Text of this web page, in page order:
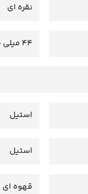
نقره ای
44 میلی متر
استیل
استیل
قهوه ای